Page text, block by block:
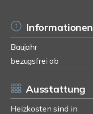
Informationen
Baujahr
bezugsfrei ab
Ausstattung
Heizkosten sind in